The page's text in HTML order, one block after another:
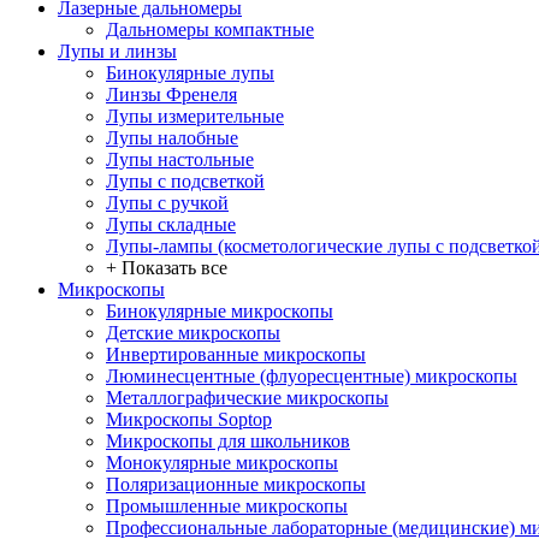
Лазерные дальномеры
Дальномеры компактные
Лупы и линзы
Бинокулярные лупы
Линзы Френеля
Лупы измерительные
Лупы налобные
Лупы настольные
Лупы с подсветкой
Лупы с ручкой
Лупы складные
Лупы-лампы (косметологические лупы с
+ Показать все
Микроскопы
Бинокулярные микроскопы
Детские микроскопы
Инвертированные микроскопы
Люминесцентные (флуоресцентные) микроскопы
Металлографические микроскопы
Микроскопы Soptop
Микроскопы для школьников
Монокулярные микроскопы
Поляризационные микроскопы
Промышленные микроскопы
Профессиональные лабораторные (медицинские)